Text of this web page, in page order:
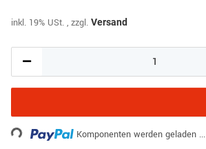
inkl. 19% USt. , zzgl. Versand
Komponenten werden geladen ...